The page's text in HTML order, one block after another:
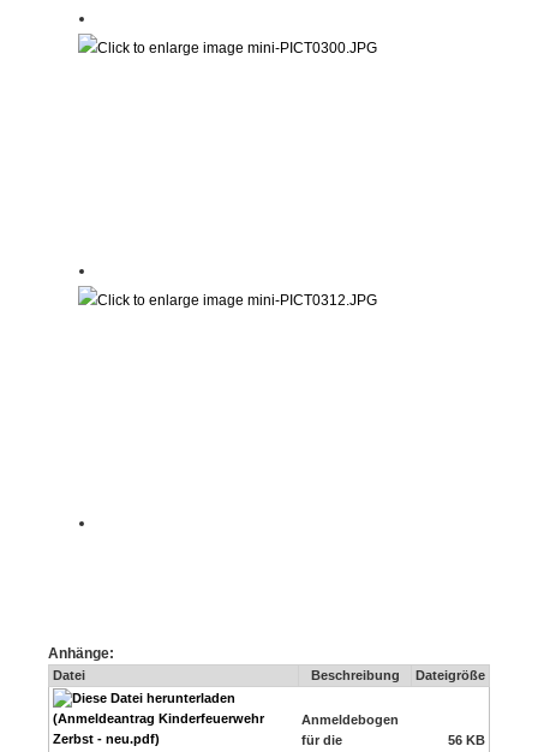
Anhänge:
Datei Beschreibung Dateigröße
Anmeldebogen
für die
56 KB